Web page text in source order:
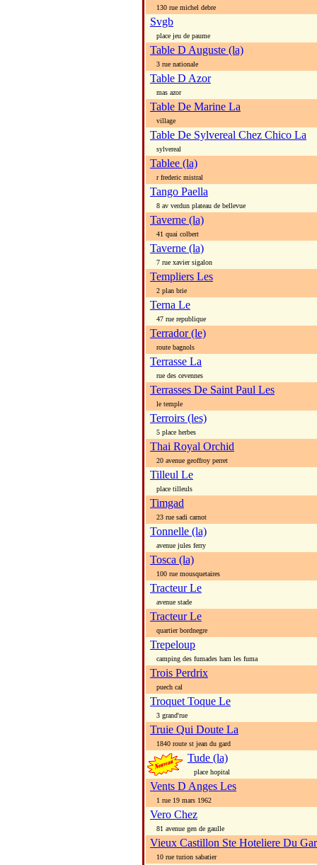
130 rue michel debre
Svgb
place jeu de paume
Table D Auguste (la)
3 rue nationale
Table D Azor
mas azor
Table De Marine La
village
Table De Sylvereal Chez Chico La
sylvereal
Tablee (la)
r frederic mistral
Tango Paella
8 av verdun plateau de bellevue
Taverne (la)
41 quai colbert
Taverne (la)
7 rue xavier sigalon
Templiers Les
2 plan brie
Terna Le
47 rue republique
Terrador (le)
route bagnols
Terrasse La
rue des cevennes
Terrasses De Saint Paul Les
le temple
Terroirs (les)
5 place herbes
Thai Royal Orchid
20 avenue geoffroy perret
Tilleul Le
place tilleuls
Timgad
23 rue sadi carnot
Tonnelle (la)
avenue jules ferry
Tosca (la)
100 rue mousquetaires
Tracteur Le
avenue stade
Tracteur Le
quartier bordnegre
Trepeloup
camping des fumades ham les fuma
Trois Perdrix
puech cal
Troquet Toque Le
3 grand'rue
Truie Qui Doute La
1840 route st jean du gard
Tude (la)
place hopital
Vents D Anges Les
1 rue 19 mars 1962
Vero Chez
81 avenue gen de gaulle
Vieux Castillon Ste Hoteliere Du
10 rue turion sabatier